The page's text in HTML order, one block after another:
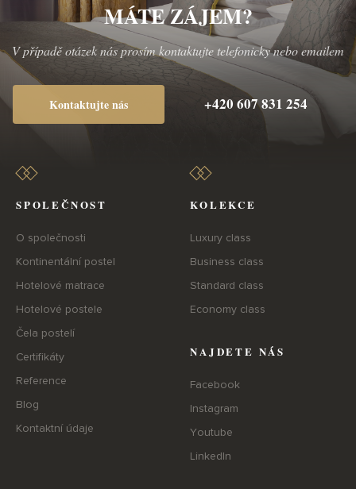
MÁTE ZÁJEM?
V případě otázek nás prosím kontaktujte telefonicky nebo emailem
Kontaktujte nás +420 607 831 254
SPOLEČNOST
O společnosti
Kontinentální postel
Hotelové matrace
Hotelové postele
Čela postelí
Certifikáty
Reference
Blog
Kontaktní údaje
KOLEKCE
Luxury class
Business class
Standard class
Economy class
NAJDETE NÁS
Facebook
Instagram
Youtube
LinkedIn